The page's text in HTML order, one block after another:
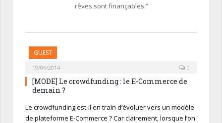
rêves sont finançables.”
GUEST
19/06/2014 0
[MODE] Le crowdfunding : le E-Commerce de
demain ?
Le crowdfunding est-il en train d’évoluer vers un modèle
de plateforme E-Commerce ? Car clairement, lorsque l’on